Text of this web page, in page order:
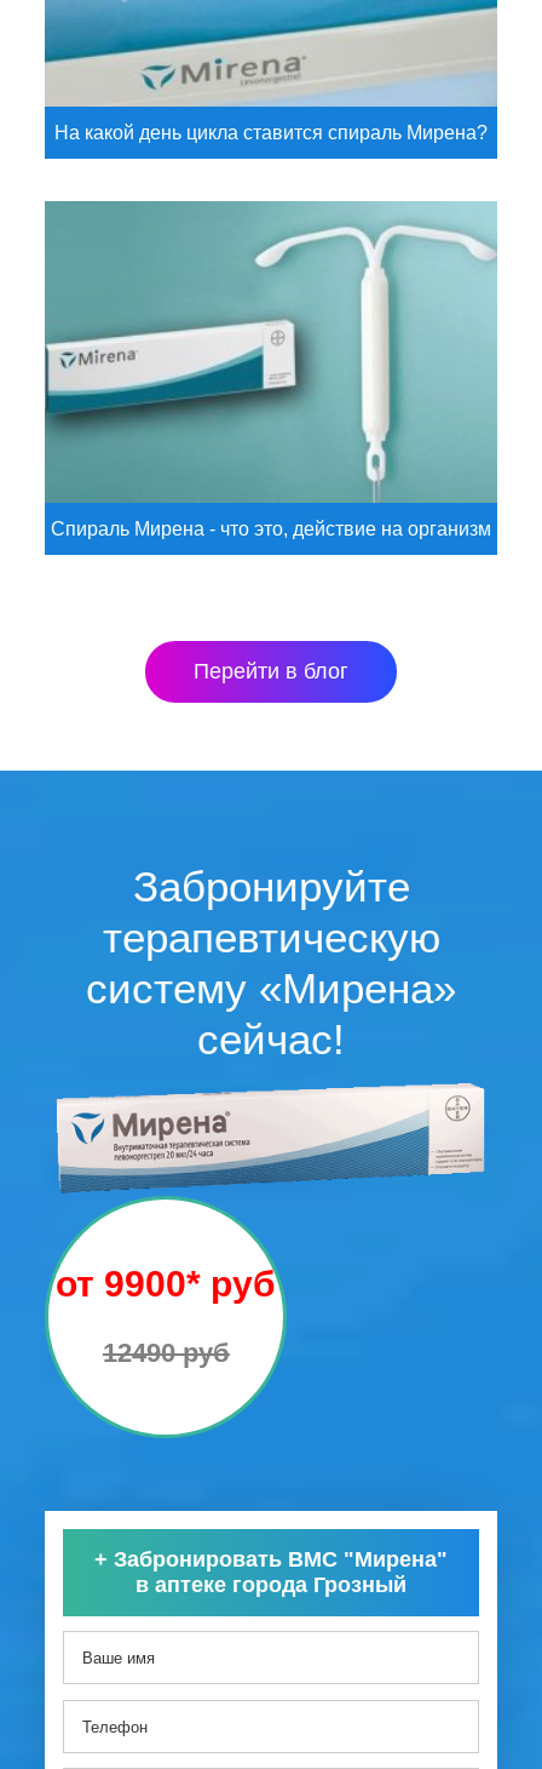
На какой день цикла ставится спираль Мирена?
Спираль Мирена - что это, действие на организм
Перейти в блог
Забронируйте
терапевтическую
систему «Мирена»
сейчас!
от 9900* руб
12490 руб
+ Забронировать ВМС "Мирена"
в аптеке города Грозный